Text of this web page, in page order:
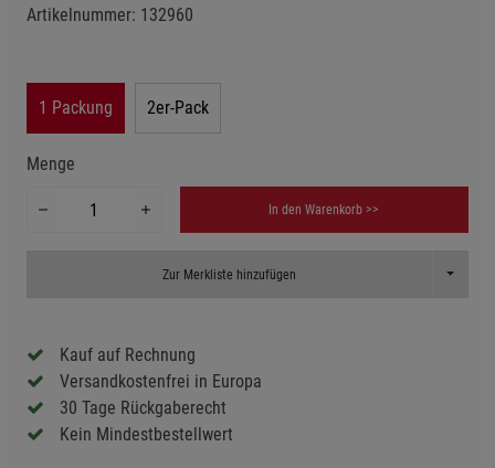
Artikelnummer: 132960
1 Packung 2er-Pack
Menge
In den Warenkorb >>
Zur Merkliste hinzufügen Toggle
Kauf auf Rechnung
Versandkostenfrei in Europa
30 Tage Rückgaberecht
Kein Mindestbestellwert